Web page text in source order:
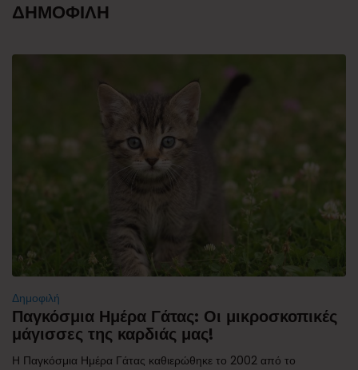
ΔΗΜΟΦΙΛΗ
Δημοφιλή
Παγκόσμια Ημέρα Γάτας: Οι μικροσκοπικές
μάγισσες της καρδιάς μας!
Η Παγκόσμια Ημέρα Γάτας καθιερώθηκε το 2002 από το